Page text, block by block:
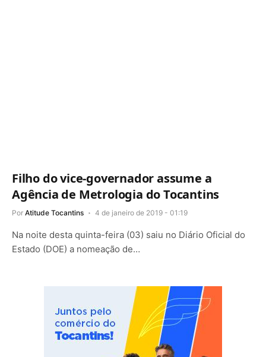
Filho do vice-governador assume a
Agência de Metrologia do Tocantins
Por Atitude Tocantins 4 de janeiro de 2019 - 01:19
Na noite desta quinta-feira (03) saiu no Diário Oficial do
Estado (DOE) a nomeação de…